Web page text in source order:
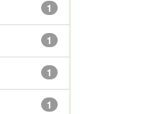
1
1
1
1